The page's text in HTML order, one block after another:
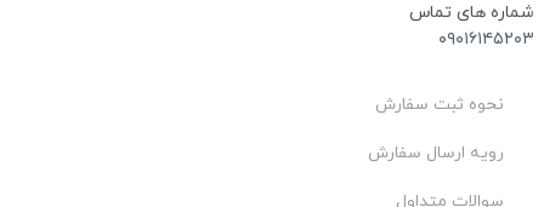
شماره های تماس
۰۹۰۱۶۱۴۵۲۰۳
نحوه ثبت سفارش
رویه ارسال سفارش
سوالات متداول